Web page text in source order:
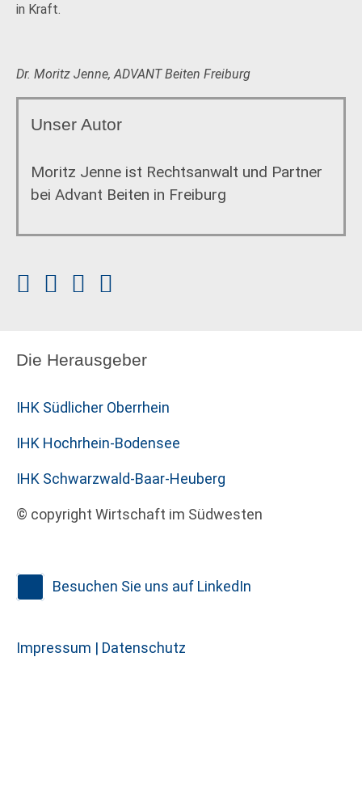
in Kraft.
Dr. Moritz Jenne, ADVANT Beiten Freiburg
Unser Autor
Moritz Jenne ist Rechtsanwalt und Partner
bei Advant Beiten in Freiburg
Die Herausgeber
IHK Südlicher Oberrhein
IHK Hochrhein-Bodensee
IHK Schwarzwald-Baar-Heuberg
© copyright Wirtschaft im Südwesten
Besuchen Sie uns auf LinkedIn
Impressum | Datenschutz